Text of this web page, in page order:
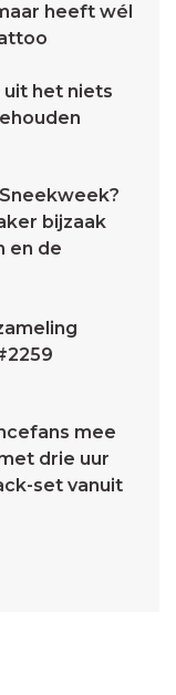
heeft wél
uit het niets
bijzaak
en de
mee
drie uur
set vanuit